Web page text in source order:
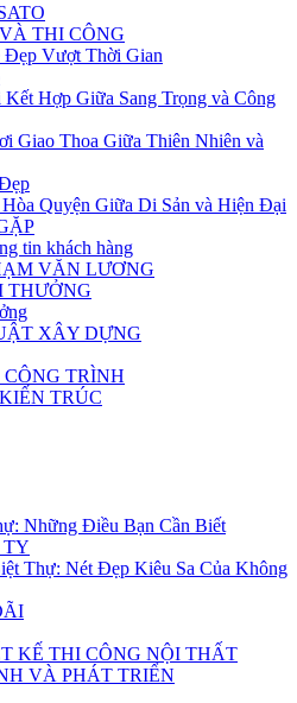
THI CÔNG
Vượt Thời Gian
Hợp Giữa Sang Trọng và Công
Giao Thoa Giữa Thiên Nhiên và
Quyện Giữa Di Sản và Hiện Đại
tin khách hàng
VĂN LƯƠNG
THƯỞNG
XÂY DỰNG
TRÌNH
TRÚC
Những Điều Bạn Cần Biết
TY
Thự: Nét Đẹp Kiêu Sa Của Không
KẾ THI CÔNG NỘI THẤT
VÀ PHÁT TRIỂN